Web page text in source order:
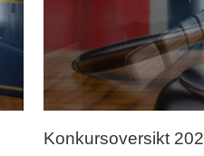
Konkursoversikt